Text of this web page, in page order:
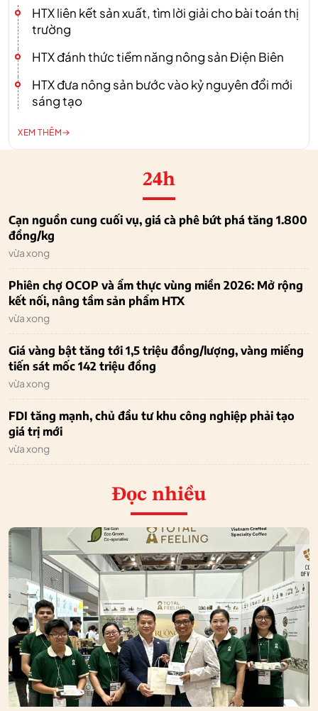
HTX liên kết sản xuất, tìm lời giải cho bài toán thị
trường
HTX đánh thức tiềm năng nông sản Điện Biên
HTX đưa nông sản bước vào kỷ nguyên đổi mới
sáng tạo
XEM THÊM
24h
Cạn nguồn cung cuối vụ, giá cà phê bứt phá tăng 1.800
đồng/kg
vừa xong
Phiên chợ OCOP và ẩm thực vùng miền 2026: Mở rộng
kết nối, nâng tầm sản phẩm HTX
vừa xong
Giá vàng bật tăng tới 1,5 triệu đồng/lượng, vàng miếng
tiến sát mốc 142 triệu đồng
vừa xong
FDI tăng mạnh, chủ đầu tư khu công nghiệp phải tạo
giá trị mới
vừa xong
Đọc nhiều